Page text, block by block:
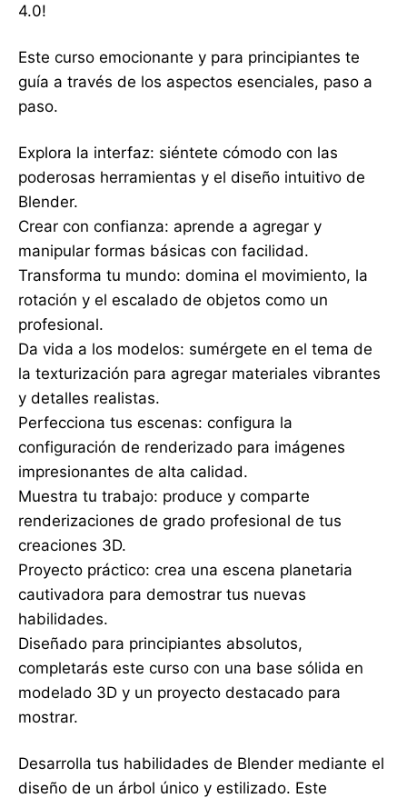
4.0!
Este curso emocionante y para principiantes te
guía a través de los aspectos esenciales, paso a
paso.
Explora la interfaz: siéntete cómodo con las
poderosas herramientas y el diseño intuitivo de
Blender.
Crear con confianza: aprende a agregar y
manipular formas básicas con facilidad.
Transforma tu mundo: domina el movimiento, la
rotación y el escalado de objetos como un
profesional.
Da vida a los modelos: sumérgete en el tema de
la texturización para agregar materiales vibrantes
y detalles realistas.
Perfecciona tus escenas: configura la
configuración de renderizado para imágenes
impresionantes de alta calidad.
Muestra tu trabajo: produce y comparte
renderizaciones de grado profesional de tus
creaciones 3D.
Proyecto práctico: crea una escena planetaria
cautivadora para demostrar tus nuevas
habilidades.
Diseñado para principiantes absolutos,
completarás este curso con una base sólida en
modelado 3D y un proyecto destacado para
mostrar.
Desarrolla tus habilidades de Blender mediante el
diseño de un árbol único y estilizado. Este